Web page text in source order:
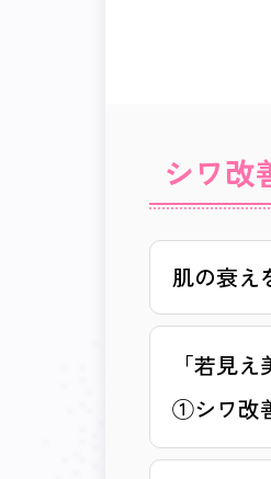
シワ改
肌の衰え
「若見
①シワ改